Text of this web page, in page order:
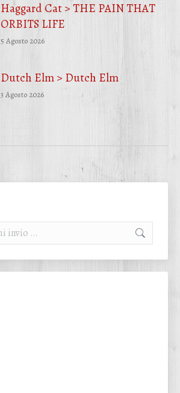
Haggard Cat > THE PAIN THAT
ORBITS LIFE
5 Agosto 2026
Dutch Elm > Dutch Elm
3 Agosto 2026